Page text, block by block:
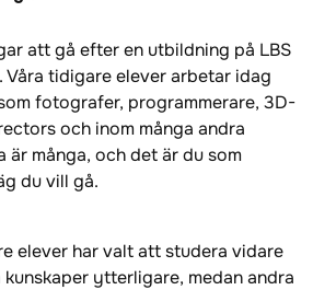
att gå efter en utbildning på LBS
Våra tidigare elever arbetar idag
fotografer, programmerare, 3D-
och inom många andra
är många, och det är du som
du vill gå.
elever har valt att studera vidare
ytterligare, medan andra